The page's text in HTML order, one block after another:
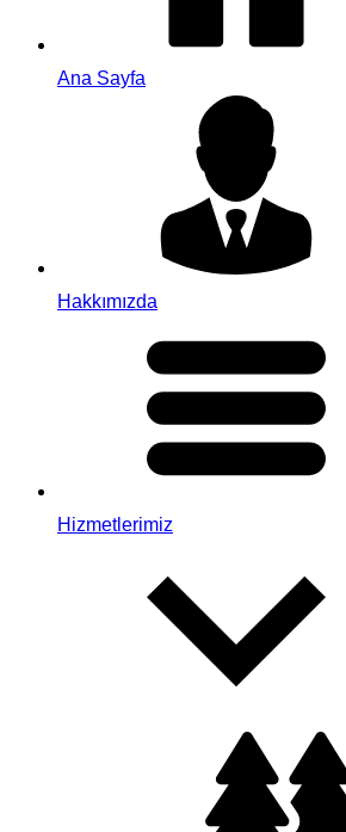
Ana Sayfa
Hakkımızda
Hizmetlerimiz